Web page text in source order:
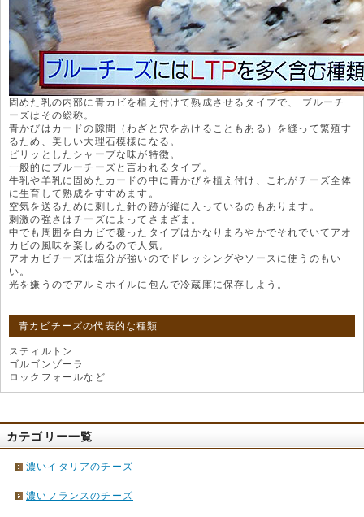
固めた乳の内部に青カビを植え付けて熟成させるタイプで、 ブルーチ
ーズはその総称。
青かびはカードの隙間（わざと穴をあけることもある）を縫って繁殖す
るため、美しい大理石模様になる。
ピリッとしたシャープな味が特徴。
一般的にブルーチーズと言われるタイプ。
牛乳や羊乳に固めたカードの中に青かびを植え付け、これがチーズ全体
に生育して熟成をすすめます。
空気を送るために刺した針の跡が縦に入っているのもあります。
刺激の強さはチーズによってさまざま。
中でも周囲を白カビで覆ったタイプはかなりまろやかでそれでいてアオ
カビの風味を楽しめるので人気。
アオカビチーズは塩分が強いのでドレッシングやソースに使うのもい
い。
光を嫌うのでアルミホイルに包んで冷蔵庫に保存しよう。
青カビチーズの代表的な種類
スティルトン
ゴルゴンゾーラ
ロックフォールなど
カテゴリー一覧
濃いイタリアのチーズ
濃いフランスのチーズ